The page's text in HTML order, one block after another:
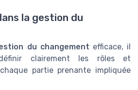
la gestion du
du changement efficace, il
clairement les rôles et
partie prenante impliquée